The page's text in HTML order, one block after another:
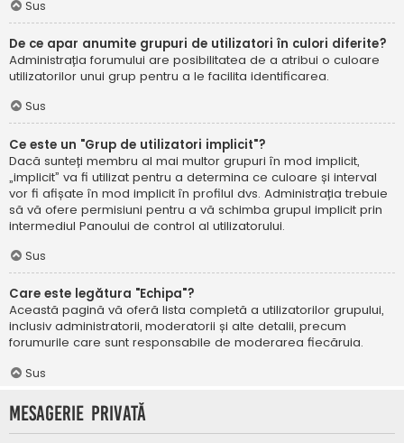
Sus
De ce apar anumite grupuri de utilizatori în culori diferite?
Administrația forumului are posibilitatea de a atribui o culoare
utilizatorilor unui grup pentru a le facilita identificarea.
Sus
Ce este un "Grup de utilizatori implicit"?
Dacă sunteți membru al mai multor grupuri în mod implicit,
„implicit” va fi utilizat pentru a determina ce culoare și interval
vor fi afișate în mod implicit în profilul dvs. Administrația trebuie
să vă ofere permisiuni pentru a vă schimba grupul implicit prin
intermediul Panoului de control al utilizatorului.
Sus
Care este legătura "Echipa"?
Această pagină vă oferă lista completă a utilizatorilor grupului,
inclusiv administratorii, moderatorii și alte detalii, precum
forumurile care sunt responsabile de moderarea fiecăruia.
Sus
Mesagerie privată